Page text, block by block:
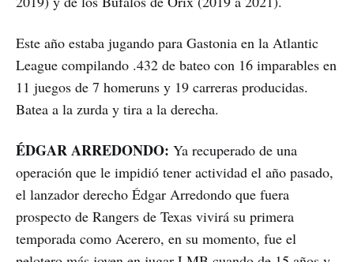
Este año estaba jugando para Gastonia en la Atlantic
League compilando .432 de bateo con 16 imparables en
11 juegos de 7 homeruns y 19 carreras producidas.
Batea a la zurda y tira a la derecha.
ÉDGAR ARREDONDO: Ya recuperado de una
operación que le impidió tener actividad el año pasado,
el lanzador derecho Édgar Arredondo que fuera
prospecto de Rangers de Texas vivirá su primera
temporada como Acerero, en su momento, fue el